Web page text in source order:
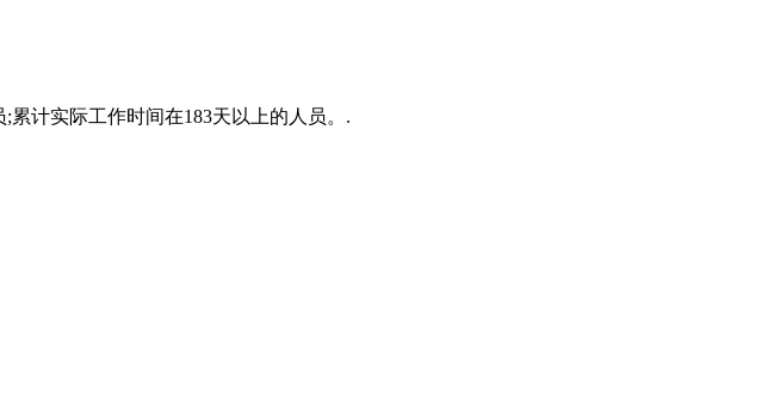
计实际工作时间在183天以上的人员。.